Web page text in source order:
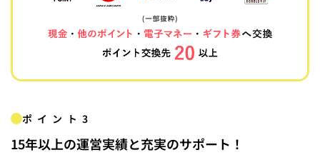
ポイント3
15年以上の運営実績と充実のサポート！